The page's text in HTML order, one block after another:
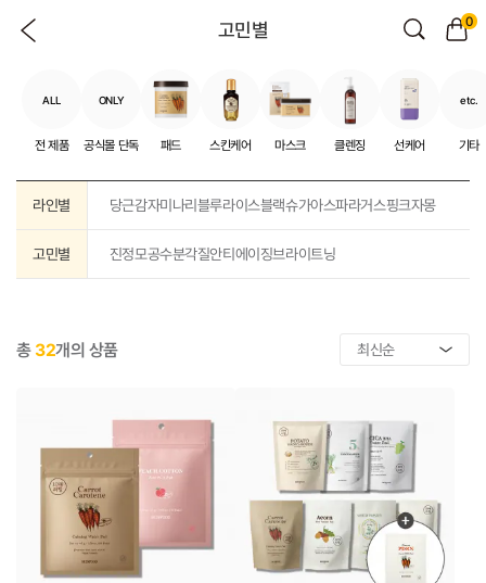
고민별 0
ALL
전 제품
ONLY
공식몰 단독 패드 스킨케어 마스크 클렌징 선케어
etc.
기타
라인별 당근감자미나리블루라이스블랙슈가아스파라거스핑크자몽
고민별 진정모공수분각질안티에이징브라이트닝
총 32개의 상품